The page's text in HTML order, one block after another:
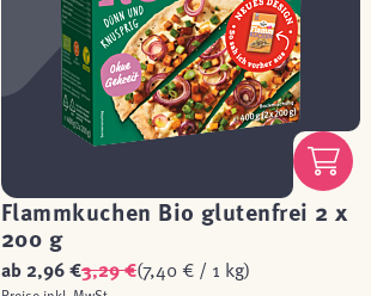
Flammkuchen Bio glutenfrei 2 x
200 g
ab 2,96 €3,29 €(7,40 € / 1 kg)